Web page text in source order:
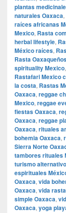
plantas
naturales Oaxaca,
raíces africanas
Mexico, Rasta
herbal lifestyle,
México raíces,
Rasta
spirituality Mexico,
Rastafari Mexico
la costa, Rastas
Oaxaca, reggae
Mexico, reggae
fiestas Oaxaca,
Oaxaca, reggae
Oaxaca, rituales
bohemia Oaxaca,
Sierra Norte
tambores rituales
turismo
espirituales
Oaxaca, vida
Oaxaca, vida
simple Oaxaca,
Oaxaca, yoga